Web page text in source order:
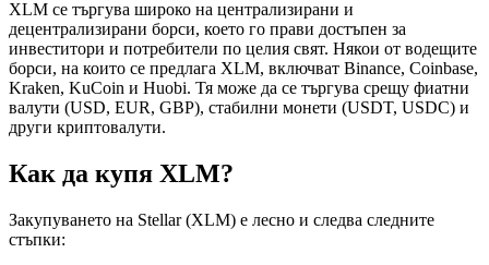
XLM се търгува широко на централизирани и
децентрализирани борси, което го прави достъпен за
инвеститори и потребители по целия свят. Някои от водещите
борси, на които се предлага XLM, включват Binance, Coinbase,
Kraken, KuCoin и Huobi. Тя може да се търгува срещу фиатни
валути (USD, EUR, GBP), стабилни монети (USDT, USDC) и
други криптовалути.
Как да купя XLM?
Закупуването на Stellar (XLM) е лесно и следва следните
стъпки: